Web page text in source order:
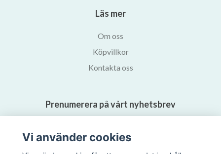
Läs mer
Om oss
Köpvillkor
Kontakta oss
Prenumerera på vårt nyhetsbrev
Vi använder cookies